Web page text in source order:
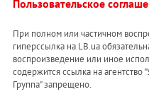
Пользовательское
При полном или частичном
гиперссылка на LB.ua
воспроизведение или иное
содержится ссылка на агентство
Группа" запрещено.